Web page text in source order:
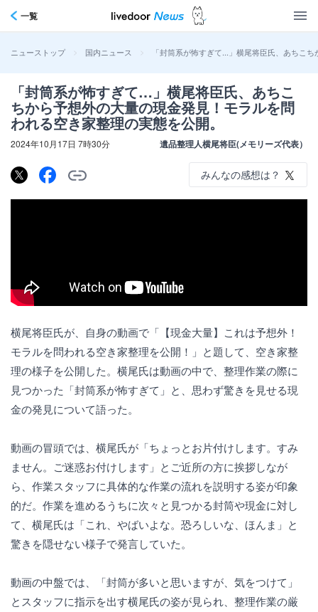
一覧
ニューストップ > 国内ニュース > 「封筒系が怖すぎて…」横尾将臣氏、あちこ
「封筒系が怖すぎて…」横尾将臣氏、あちこ
ちから予想外の大量の現金発見！モラルを問
われる空き家整理の実態を公開。
2024年10月17日 7時30分 遺品整理人横尾将臣(メモリーズ代表）
みんなの感想は？
横尾将臣氏が、自身の動画で「【現金大量】これは予想外！
モラルを問われる空き家整理を公開！」と題して、空き家整
理の様子を公開した。横尾氏は動画の中で、整理作業の際に
見つかった「封筒系が怖すぎて」と、思わず驚きを見せる現
金の発見について語った。
動画の冒頭では、横尾氏が「ちょっとお片付けします。すみ
ません。ご迷惑お付けします」とご近所の方に挨拶しなが
ら、作業スタッフに具体的な作業の流れを説明する姿が印象
的だ。作業を進めるうちに次々と見つかる封筒や現金に対し
て、横尾氏は「これ、やばいよな。恐ろしいな、ほんま」と
驚きを隠せない様子で発言していた。
動画の中盤では、「封筒が多いと思いますが、気をつけて」
とスタッフに指示を出す横尾氏の姿が見られ、整理作業の厳